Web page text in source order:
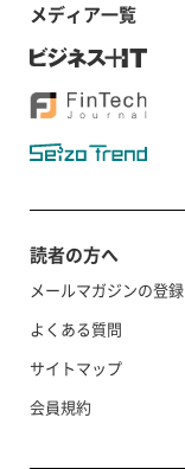
メディア一覧
読者の方へ
メールマガジンの登録
よくある質問
サイトマップ
会員規約